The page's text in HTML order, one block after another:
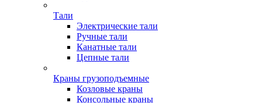
Тали
Электрические тали
Ручные тали
Канатные тали
Цепные тали
Краны грузоподъемные
Козловые краны
Консольные краны